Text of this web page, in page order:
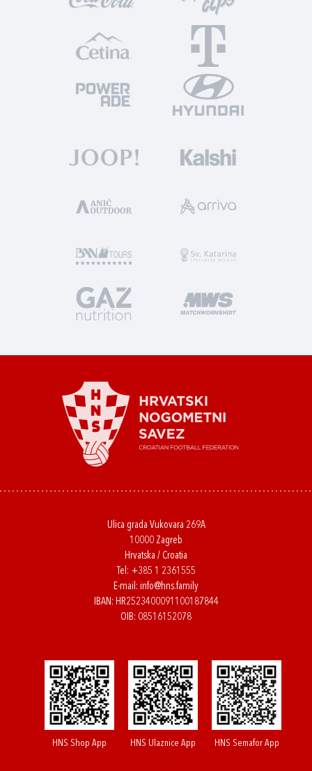
Ulica grada Vukovara 269A
10000 Zagreb
Hrvatska / Croatia
Tel: +385 1 2361555
E-mail: info@hns.family
IBAN: HR2523400091100187844
OIB: 08516152078
HNS Shop App HNS Ulaznice App HNS Semafor App